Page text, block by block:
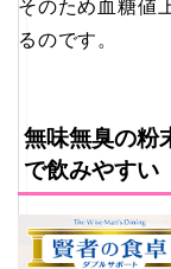
そのため血糖値
るのです。
無味無臭の粉
で飲みやすい